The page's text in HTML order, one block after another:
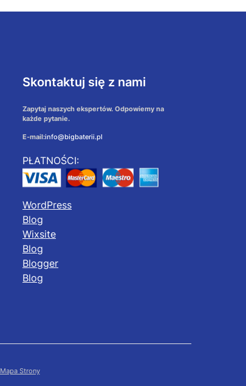
Skontaktuj się z nami
Zapytaj naszych ekspertów. Odpowiemy na
każde pytanie.
E-mail:info@bigbaterii.pl
PŁATNOŚCI:
WordPress
Blog
Wixsite
Blog
Blogger
Blog
Mapa Strony